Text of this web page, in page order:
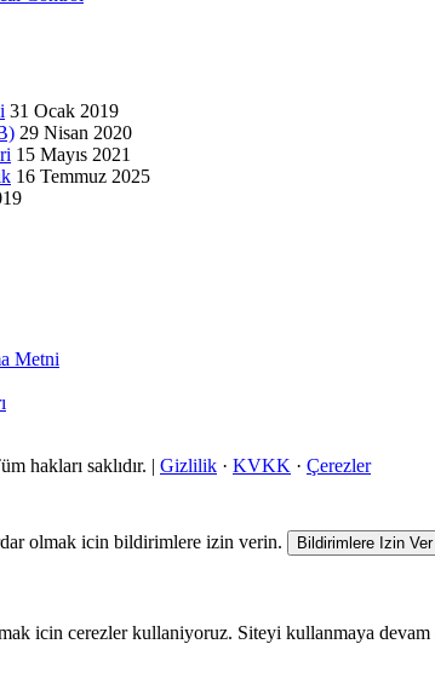
31 Ocak 2019
29 Nisan 2020
15 Mayıs 2021
16 Temmuz 2025
Metni
hakları saklıdır. | Gizlilik · KVKK · Çerezler
olmak icin bildirimlere izin verin. Bildirimlere Izin Ver
icin cerezler kullaniyoruz. Siteyi kullanmaya